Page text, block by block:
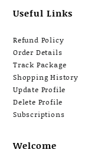
Useful Links
Refund Policy
Order Details
Track Package
Shopping History
Update Profile
Delete Profile
Subscriptions
Welcome